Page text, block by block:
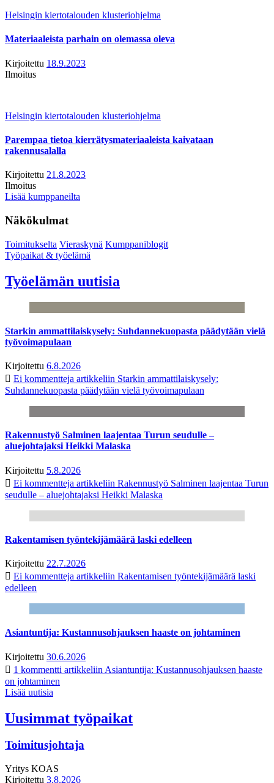
Helsingin kiertotalouden klusteriohjelma
Materiaaleista parhain on olemassa oleva
Kirjoitettu 18.9.2023
Ilmoitus
Helsingin kiertotalouden klusteriohjelma
Parempaa tietoa kierrätysmateriaaleista kaivataan
rakennusalalla
Kirjoitettu 21.8.2023
Ilmoitus
Lisää kumppaneilta
Näkökulmat
Toimitukselta Vieraskynä Kumppaniblogit
Työpaikat & työelämä
Työelämän uutisia
Starkin ammattilaiskysely: Suhdannekuopasta päädytään vielä
työvoimapulaan
Kirjoitettu 6.8.2026
Ei kommentteja artikkeliin Starkin ammattilaiskysely:
Suhdannekuopasta päädytään vielä työvoimapulaan
Rakennustyö Salminen laajentaa Turun seudulle –
aluejohtajaksi Heikki Malaska
Kirjoitettu 5.8.2026
Ei kommentteja artikkeliin Rakennustyö Salminen laajentaa Turun
seudulle – aluejohtajaksi Heikki Malaska
Rakentamisen työntekijämäärä laski edelleen
Kirjoitettu 22.7.2026
Ei kommentteja artikkeliin Rakentamisen työntekijämäärä laski
edelleen
Asiantuntija: Kustannusohjauksen haaste on johtaminen
Kirjoitettu 30.6.2026
1 kommentti artikkeliin Asiantuntija: Kustannusohjauksen haaste
on johtaminen
Lisää uutisia
Uusimmat työpaikat
Toimitusjohtaja
Yritys KOAS
Kirjoitettu 3.8.2026